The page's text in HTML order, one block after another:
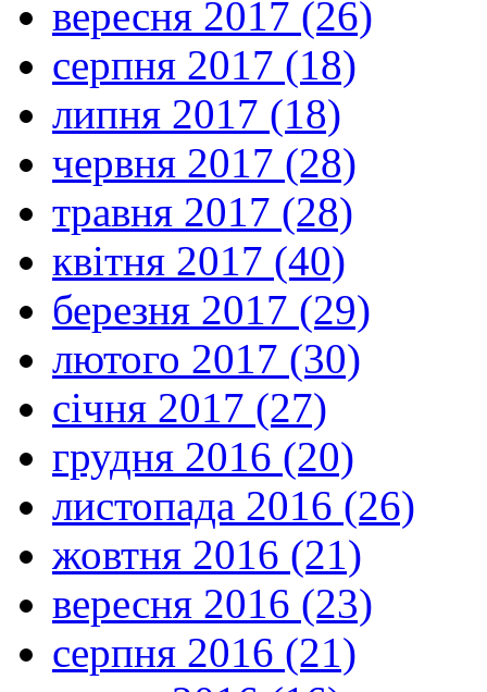
вересня 2017 (26)
серпня 2017 (18)
липня 2017 (18)
червня 2017 (28)
травня 2017 (28)
квітня 2017 (40)
березня 2017 (29)
лютого 2017 (30)
січня 2017 (27)
грудня 2016 (20)
листопада 2016 (26)
жовтня 2016 (21)
вересня 2016 (23)
серпня 2016 (21)